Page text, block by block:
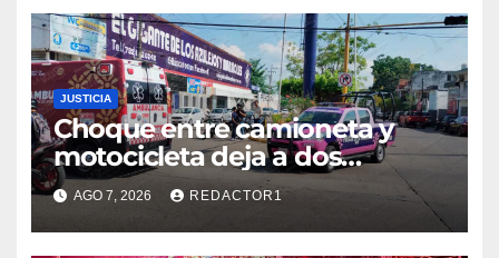
JUSTICIA
Choque entre camioneta y
motocicleta deja a dos
jóvenes lesionados en la
colonia 27 de Septiembre de
Poza Rica
AGO 7, 2026 REDACTOR1